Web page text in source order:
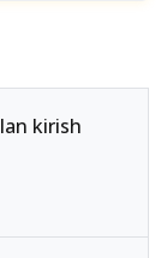
kirish